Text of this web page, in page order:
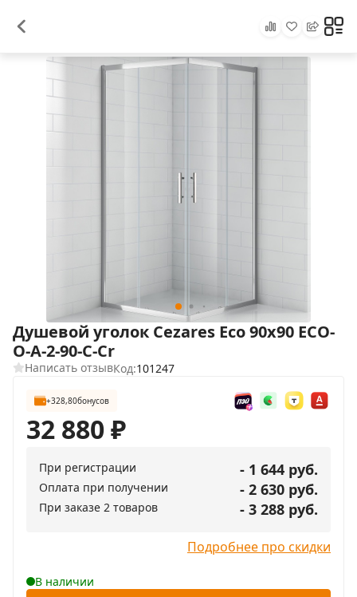
Душевой уголок Cezares Eco 90x90 ECO-
O-A-2-90-C-Cr
Написать отзывКод:101247
+328,80бонусов
32 880₽
При регистрации - 1 644 руб.
Оплата при получении - 2 630 руб.
При заказе 2 товаров - 3 288 руб.
Подробнее про скидки
В наличии